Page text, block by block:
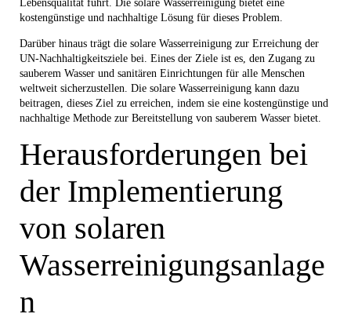
kostengünstige und nachhaltige Lösung für dieses Problem.
Darüber hinaus trägt die solare Wasserreinigung zur Erreichung der
UN-Nachhaltigkeitsziele bei. Eines der Ziele ist es, den Zugang zu
sauberem Wasser und sanitären Einrichtungen für alle Menschen
weltweit sicherzustellen. Die solare Wasserreinigung kann dazu
beitragen, dieses Ziel zu erreichen, indem sie eine kostengünstige und
nachhaltige Methode zur Bereitstellung von sauberem Wasser bietet.
Herausforderungen bei
der Implementierung
von solaren
Wasserreinigungsanlage
n